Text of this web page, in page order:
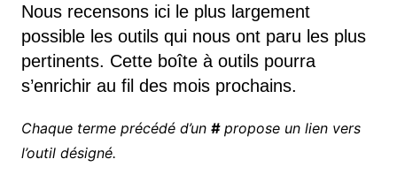
Nous recensons ici le plus largement
possible les outils qui nous ont paru les plus
pertinents. Cette boîte à outils pourra
s’enrichir au fil des mois prochains.
Chaque terme précédé d’un #propose un lien vers
l’outil désigné.